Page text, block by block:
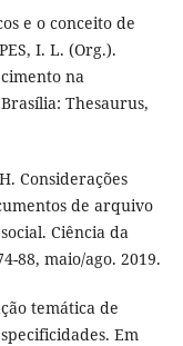
e o conceito de
I. L. (Org.).
na
Thesaurus,
Considerações
de arquivo
Ciência da
88, maio/ago. 2019.
temática de
Em